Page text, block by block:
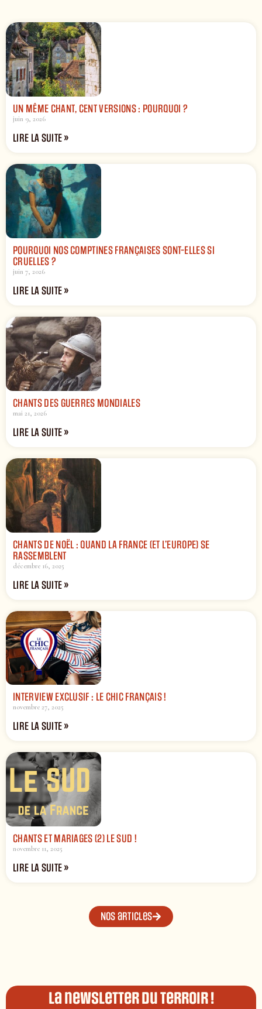
UN MÊME CHANT, CENT VERSIONS : POURQUOI ?
juin 9, 2026
LIRE LA SUITE »
POURQUOI NOS COMPTINES FRANÇAISES SONT-ELLES SI
CRUELLES ?
juin 7, 2026
LIRE LA SUITE »
CHANTS DES GUERRES MONDIALES
mai 21, 2026
LIRE LA SUITE »
CHANTS DE NOËL : QUAND LA FRANCE (ET L’EUROPE) SE
RASSEMBLENT
décembre 16, 2025
LIRE LA SUITE »
INTERVIEW EXCLUSIF : LE CHIC FRANÇAIS !
novembre 27, 2025
LIRE LA SUITE »
CHANTS ET MARIAGES (2) LE SUD !
novembre 11, 2025
LIRE LA SUITE »
Nos articles
La newsletter du terroir !